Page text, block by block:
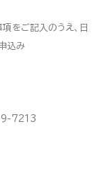
ご記入のうえ、日
込み
7213